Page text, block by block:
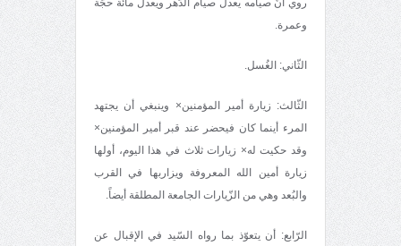
روي أنّ صيامه يعدل صيام الدّهر ويعدل مائة حجّة
وعمرة.
الثّاني: الغُسل.
الثّالث: زيارة أمير المؤمنين× وينبغي أن يجتهد
المرء أينما كان فيحضر عند قبر أمير المؤمنين×
وقد حكيت له× زيارات ثلاث في هذا اليوم، أولها
زيارة أمين الله المعروفة ويزاربها في القرب
والبُعد وهي من الزّيارات الجامعة المطلقة أيضاً.
الرّابع: أن يتعوّذ بما رواه السّيد في الإقبال عن